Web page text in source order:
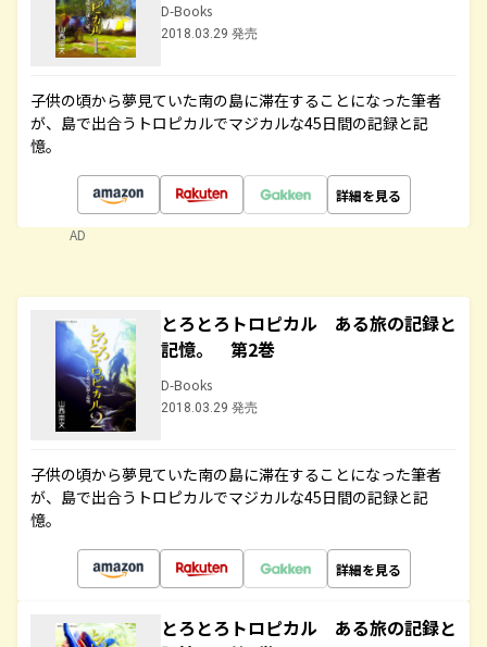
D-Books
2018.03.29 発売
子供の頃から夢見ていた南の島に滞在することになった筆者
が、島で出合うトロピカルでマジカルな45日間の記録と記
憶。
詳細を見る
AD
とろとろトロピカル ある旅の記録と
記憶。 第2巻
D-Books
2018.03.29 発売
子供の頃から夢見ていた南の島に滞在することになった筆者
が、島で出合うトロピカルでマジカルな45日間の記録と記
憶。
詳細を見る
とろとろトロピカル ある旅の記録と